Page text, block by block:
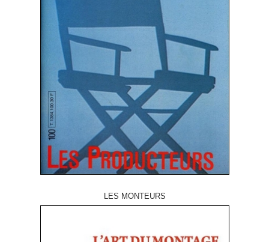
LES MONTEURS